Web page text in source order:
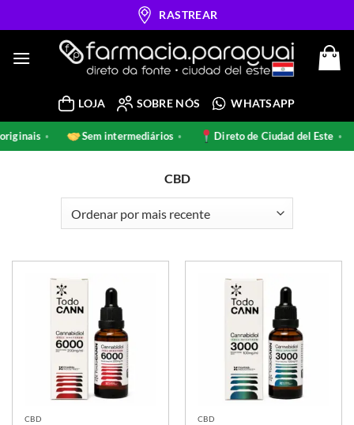
to
RASTREAR
LOJA SOBRE NÓS WHATSAPP
originais Sem intermediários Direto de Ciudad del Este
CBD
CBD CBD